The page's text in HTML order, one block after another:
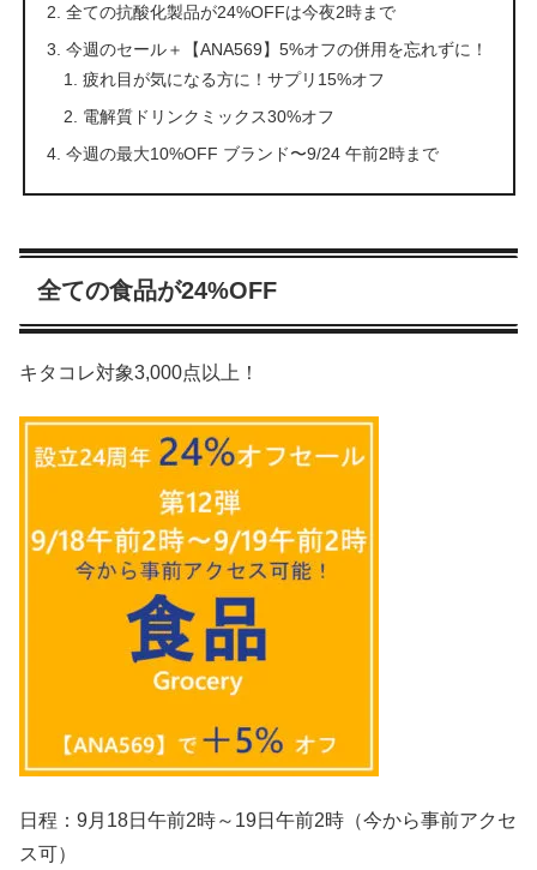
全ての抗酸化製品が24%OFFは今夜2時まで
今週のセール＋【ANA569】5%オフの併用を忘れずに！
疲れ目が気になる方に！サプリ15%オフ
電解質ドリンクミックス30%オフ
今週の最大10%OFF ブランド〜9/24 午前2時まで
全ての食品が24%OFF
キタコレ対象3,000点以上！
日程：9月18日午前2時～19日午前2時（今から事前アクセ
ス可）